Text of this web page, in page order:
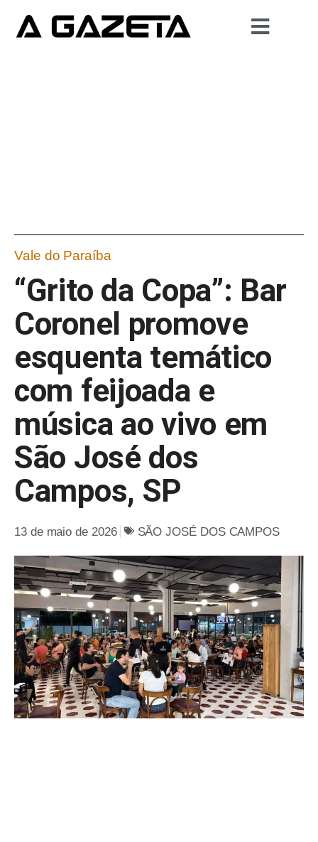
Vale do Paraíba
“Grito da Copa”: Bar
Coronel promove
esquenta temático
com feijoada e
música ao vivo em
São José dos
Campos, SP
13 de maio de 2026 SÃO JOSÉ DOS CAMPOS